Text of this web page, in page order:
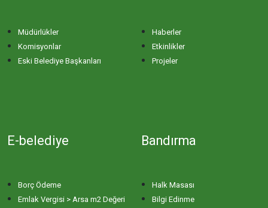
Müdürlükler
Komisyonlar
Eski Belediye Başkanları
Haberler
Etkinlikler
Projeler
E-belediye
Borç Ödeme
Emlak Vergisi > Arsa m2 Değeri
Bandırma
Halk Masası
Bilgi Edinme